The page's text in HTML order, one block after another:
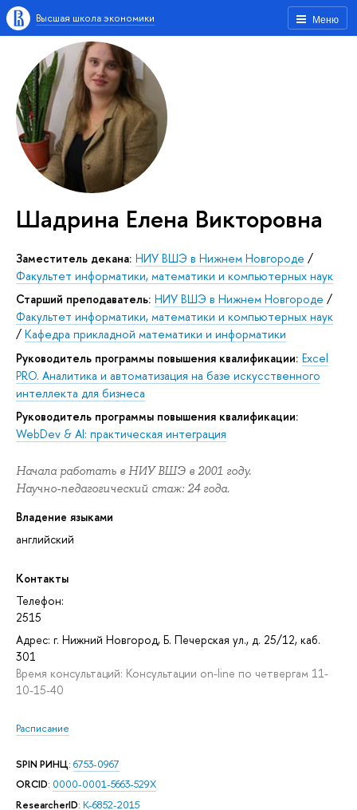
Меню
Высшая школа экономики
Шадрина Елена Викторовна
заместитель декана: НИУ ВШЭ в Нижнем Новгороде /
Факультет информатики, математики и компьютерных наук
старший преподаватель: НИУ ВШЭ в Нижнем Новгороде /
Факультет информатики, математики и компьютерных наук
/ Кафедра прикладной математики и информатики
Руководитель программы повышения квалификации: Excel
PRO. Аналитика и автоматизация на базе искусственного
интеллекта для бизнеса
Руководитель программы повышения квалификации:
WebDev & AI: практическая интеграция
Начала работать в НИУ ВШЭ в 2001 году.
Научно-педагогический стаж: 24 года.
Владение языками
английский
Контакты
Телефон:
2515
Адрес: г. Нижний Новгород, Б. Печерская ул., д. 25/12, каб.
301
Время консультаций: Консультации on-line по четвергам 11-
10-15-40
Расписание
SPIN РИНЦ: 6753-0967
ORCID: 0000-0001-5663-529X
ResearcherID: K-6852-2015